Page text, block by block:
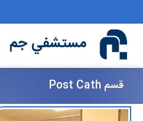
مستشفي جم
قسم Post Cath